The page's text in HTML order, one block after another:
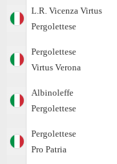
L.R. Vicenza Virtus
Pergolettese
Pergolettese
Virtus Verona
Albinoleffe
Pergolettese
Pergolettese
Pro Patria